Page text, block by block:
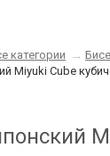
категории →
Miyuki Cube